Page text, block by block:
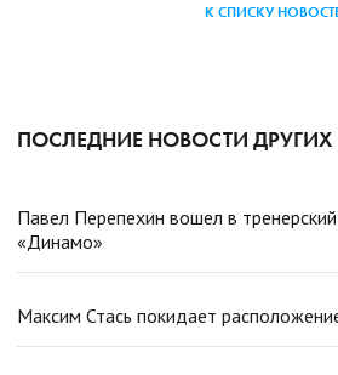
К СПИСКУ
ПОСЛЕДНИЕ НОВОСТИ ДРУГИХ
Павел Перепехин вошел в
«Динамо»
Максим Стась покидает